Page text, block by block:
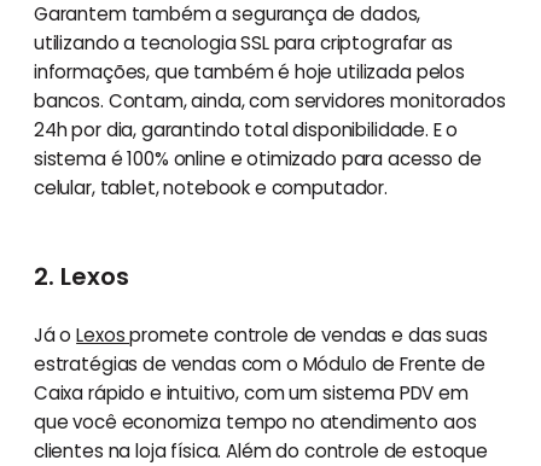
Garantem também a segurança de dados,
utilizando a tecnologia SSL para criptografar as
informações, que também é hoje utilizada pelos
bancos. Contam, ainda, com servidores monitorados
24h por dia, garantindo total disponibilidade. E o
sistema é 100% online e otimizado para acesso de
celular, tablet, notebook e computador.
2. Lexos
Já oLexospromete controle de vendas e das suas
estratégias de vendas com o Módulo de Frente de
Caixa rápido e intuitivo, com um sistema PDV em
que você economiza tempo no atendimento aos
clientes na loja física. Além do controle de estoque